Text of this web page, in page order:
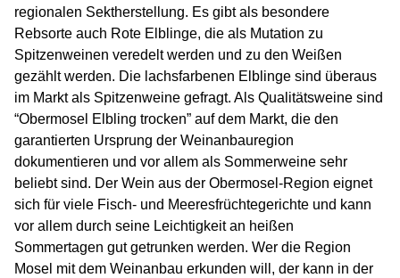
regionalen Sektherstellung. Es gibt als besondere
Rebsorte auch Rote Elblinge, die als Mutation zu
Spitzenweinen veredelt werden und zu den Weißen
gezählt werden. Die lachsfarbenen Elblinge sind überaus
im Markt als Spitzenweine gefragt. Als Qualitätsweine sind
“Obermosel Elbling trocken” auf dem Markt, die den
garantierten Ursprung der Weinanbauregion
dokumentieren und vor allem als Sommerweine sehr
beliebt sind. Der Wein aus der Obermosel-Region eignet
sich für viele Fisch- und Meeresfrüchtegerichte und kann
vor allem durch seine Leichtigkeit an heißen
Sommertagen gut getrunken werden. Wer die Region
Mosel mit dem Weinanbau erkunden will, der kann in der